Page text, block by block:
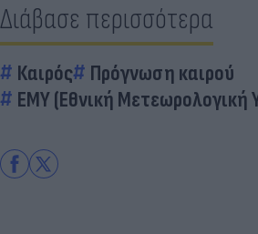
Διάβασε περισσότερα
Καιρός
Πρόγνωση καιρού
ΕΜΥ (Εθνική Μετεωρολογική